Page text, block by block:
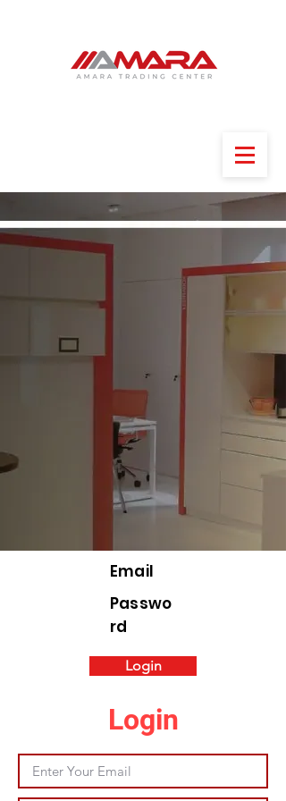
Email
Passwo
rd
Login
Login